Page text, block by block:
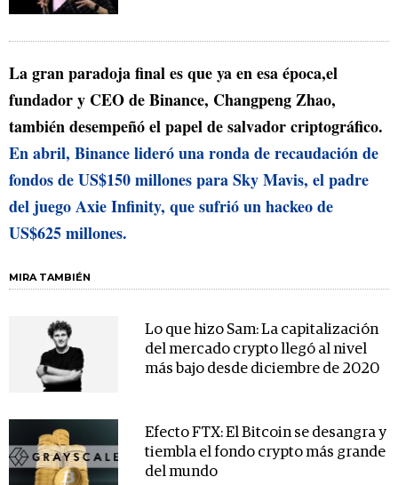
La gran paradoja final es que ya en esa época,el
fundador y CEO de Binance, Changpeng Zhao,
también desempeñó el papel de salvador criptográfico.
En abril, Binance lideró una ronda de recaudación de
fondos de US$150 millones para Sky Mavis, el padre
del juego Axie Infinity, que sufrió un hackeo de
US$625 millones.
MIRA TAMBIÉN
Lo que hizo Sam: La capitalización
del mercado crypto llegó al nivel
más bajo desde diciembre de 2020
Efecto FTX: El Bitcoin se desangra y
tiembla el fondo crypto más grande
del mundo